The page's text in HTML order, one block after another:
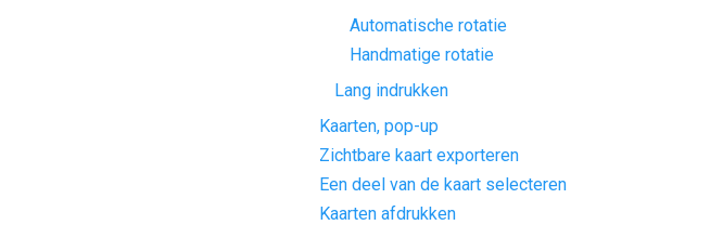
Automatische rotatie
Handmatige rotatie
Lang indrukken
Kaarten, pop-up
Zichtbare kaart exporteren
Een deel van de kaart selecteren
Kaarten afdrukken